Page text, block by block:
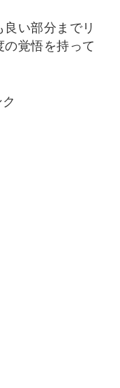
い部分までリ
覚悟を持って